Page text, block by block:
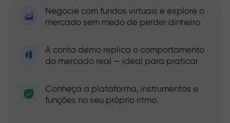
Negocie com fundos virtuais e explore o
mercado sem medo de perder dinheiro
A conta demo replica o comportamento
do mercado real — ideal para praticar
Conheça a plataforma, instrumentos e
funções no seu próprio ritmo.